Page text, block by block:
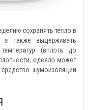
сохранять тепло в
а также выдерживать
(вплоть до
одеяло может
шумоизоляции